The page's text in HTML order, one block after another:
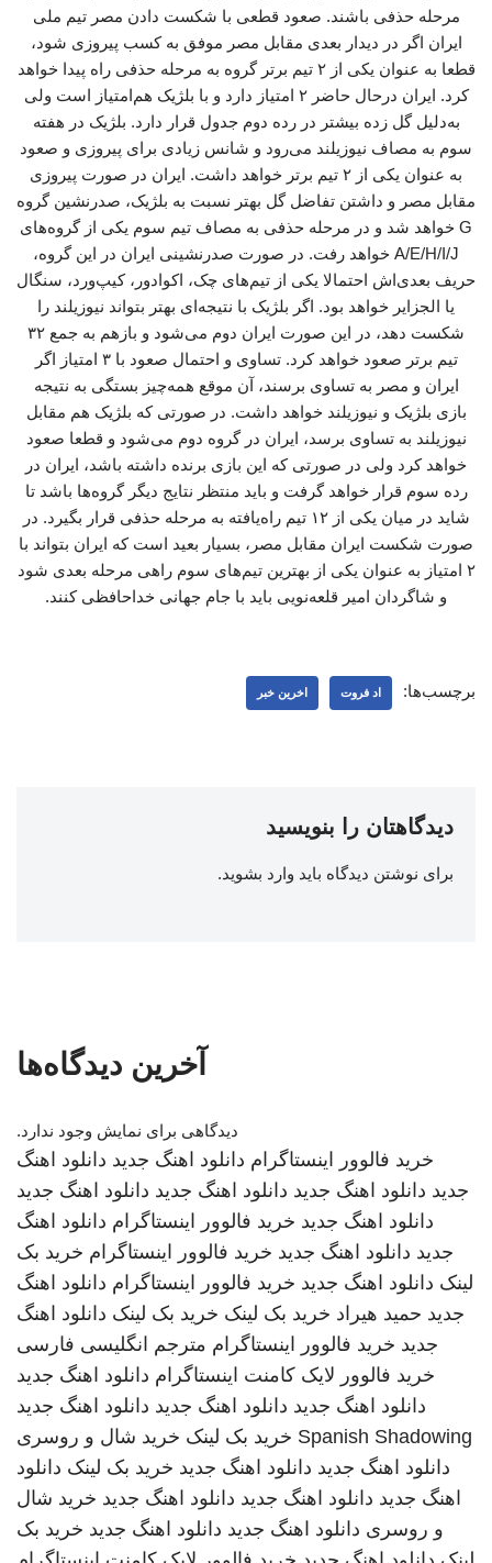
مرحله حذفی باشند. صعود قطعی با شکست دادن مصر تیم ملی
ایران اگر در دیدار بعدی مقابل مصر موفق به کسب پیروزی شود،
قطعا به عنوان یکی از ۲ تیم برتر گروه به مرحله حذفی راه پیدا خواهد
کرد. ایران درحال حاضر ۲ امتیاز دارد و با بلژیک هم‌امتیاز است ولی
به‌دلیل گل زده بیشتر در رده دوم جدول قرار دارد. بلژیک در هفته
سوم به مصاف نیوزیلند می‌رود و شانس زیادی برای پیروزی و صعود
به عنوان یکی از ۲ تیم برتر خواهد داشت. ایران در صورت پیروزی
مقابل مصر و داشتن تفاضل گل بهتر نسبت به بلژیک، صدرنشین گروه
G خواهد شد و در مرحله حذفی به مصاف تیم سوم یکی از گروه‌های
A/E/H/I/J خواهد رفت. در صورت صدرنشینی ایران در این گروه،
حریف بعدی‌اش احتمالا یکی از تیم‌های چک، اکوادور، کیپ‌ورد، سنگال
یا الجزایر خواهد بود. اگر بلژیک با نتیجه‌ای بهتر بتواند نیوزیلند را
شکست دهد، در این صورت ایران دوم می‌شود و بازهم به جمع ۳۲
تیم برتر صعود خواهد کرد. تساوی و احتمال صعود با ۳ امتیاز اگر
ایران و مصر به تساوی برسند، آن موقع همه‌چیز بستگی به نتیجه
بازی بلژیک و نیوزیلند خواهد داشت. در صورتی که بلژیک هم مقابل
نیوزیلند به تساوی برسد، ایران در گروه دوم می‌شود و قطعا صعود
خواهد کرد ولی در صورتی که این بازی برنده داشته باشد، ایران در
رده سوم قرار خواهد گرفت و باید منتظر نتایج دیگر گروه‌ها باشد تا
شاید در میان یکی از ۱۲ تیم راه‌یافته به مرحله حذفی قرار بگیرد. در
صورت شکست ایران مقابل مصر، بسیار بعید است که ایران بتواند با
۲ امتیاز به عنوان یکی از بهترین تیم‌های سوم راهی مرحله بعدی شود
و شاگردان امیر قلعه‌نویی باید با جام جهانی خداحافظی کنند.
برچسب‌ها: اد فروت اخرین خبر
دیدگاهتان را بنویسید
برای نوشتن دیدگاه باید وارد بشوید.
آخرین دیدگاه‌ها
دیدگاهی برای نمایش وجود ندارد.
خرید فالوور اینستاگرام دانلود اهنگ جدید دانلود اهنگ
جدید دانلود اهنگ جدید دانلود اهنگ جدید دانلود اهنگ جدید
دانلود اهنگ جدید خرید فالوور اینستاگرام دانلود اهنگ
جدید دانلود اهنگ جدید خرید فالوور اینستاگرام خرید بک
لینک دانلود اهنگ جدید خرید فالوور اینستاگرام دانلود اهنگ
جدید حمید هیراد خرید بک لینک خرید بک لینک دانلود اهنگ
جدید خرید فالوور اینستاگرام مترجم انگلیسی فارسی
خرید فالوور لایک کامنت اینستاگرام دانلود اهنگ جدید
دانلود اهنگ جدید دانلود اهنگ جدید دانلود اهنگ جدید
Spanish Shadowing خرید بک لینک خرید شال و روسری
دانلود اهنگ جدید دانلود اهنگ جدید خرید بک لینک دانلود
اهنگ جدید دانلود اهنگ جدید دانلود اهنگ جدید خرید شال
و روسری دانلود اهنگ جدید دانلود اهنگ جدید خرید بک